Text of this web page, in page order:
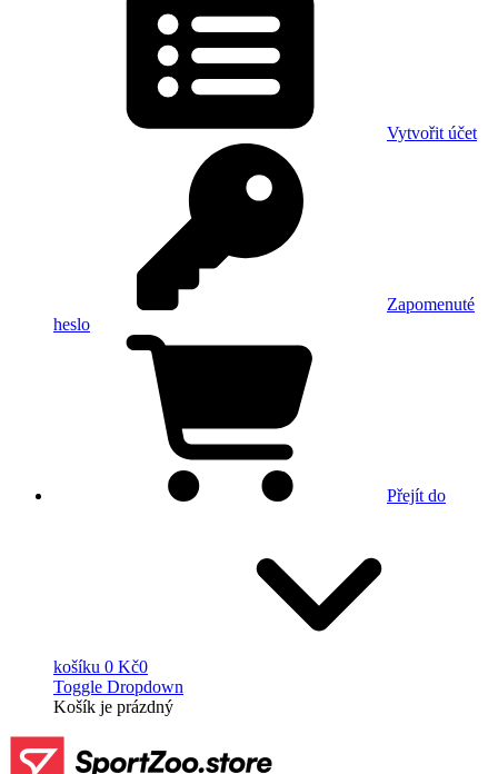
Vytvořit účet
Zapomenuté
heslo
Přejít do
košíku 0 Kč0
Toggle Dropdown
Košík je prázdný